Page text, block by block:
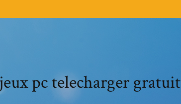
pc telecharger gratuit